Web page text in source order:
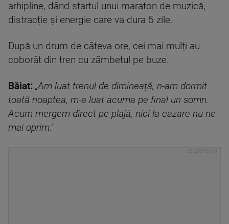
arhipline, dând startul unui maraton de muzică,
distracție și energie care va dura 5 zile.
După un drum de câteva ore, cei mai mulți au
coborât din tren cu zâmbetul pe buze.
Băiat: „Am luat trenul de dimineață, n-am dormit
toată noaptea, m-a luat acuma pe final un somn.
Acum mergem direct pe plajă, nici la cazare nu ne
mai oprim.''